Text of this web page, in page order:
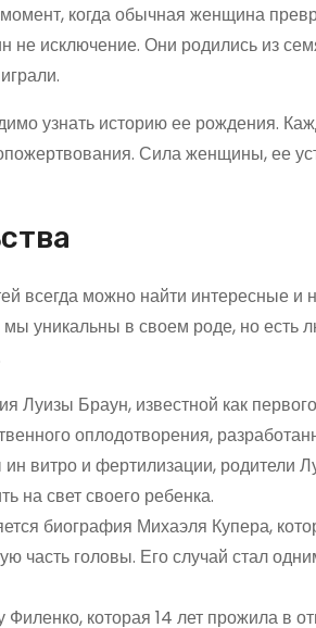
когда обычная женщина
исключение. Они родились из
узнать историю ее рождения.
Сила женщины, ее
всегда можно найти интересные
мы уникальны в своем роде, но
Луизы Браун, известной как
оплодотворения,
витро и фертилизации, родители
на свет своего ребенка.
биография Михаэля Купера,
часть головы. Его случай стал
которая 14 лет прожила в